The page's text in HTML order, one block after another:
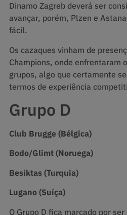
Dinamo Zagreb deverá ser
avançar, porém, Plzen e
fácil.
Os cazaques vinham de
Champions, onde enfrentaram
grupos, algo que certamente
termos de experiência
Grupo D
Club Brugge (Bélgica)
Bodo/Glimt (Noruega)
Besiktas (Turquia)
Lugano (Suíça)
O Grupo D fica marcado por